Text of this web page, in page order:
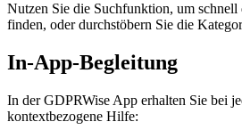
Nutzen Sie die Suchfunktion, um
finden, oder durchstöbern Sie die
In-App-Begleitung
In der GDPRWise App erhalten Sie bei
kontextbezogene Hilfe: